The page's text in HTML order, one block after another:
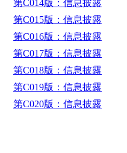
第C014版：信息披露
第C015版：信息披露
第C016版：信息披露
第C017版：信息披露
第C018版：信息披露
第C019版：信息披露
第C020版：信息披露